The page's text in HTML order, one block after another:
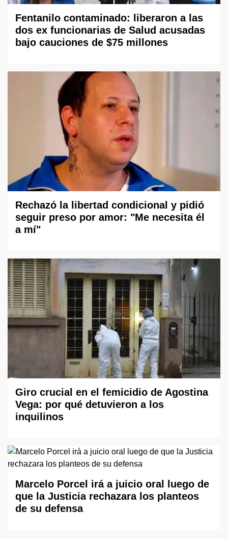
Fentanilo contaminado: liberaron a las
dos ex funcionarias de Salud acusadas
bajo cauciones de $75 millones
Rechazó la libertad condicional y pidió
seguir preso por amor: "Me necesita él
a mí"
Giro crucial en el femicidio de Agostina
Vega: por qué detuvieron a los
inquilinos
Marcelo Porcel irá a juicio oral luego de
que la Justicia rechazara los planteos
de su defensa